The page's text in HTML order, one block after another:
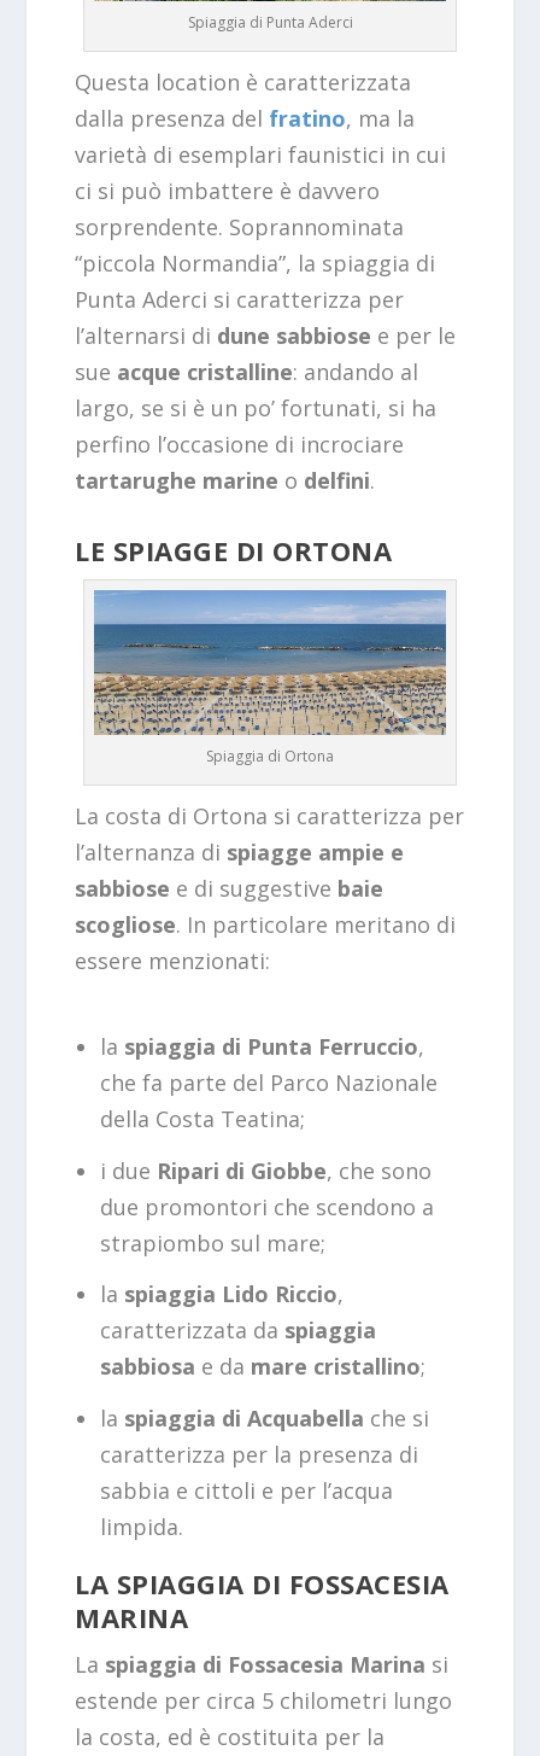
Spiaggia di Punta Aderci
Questa location è caratterizzata
dalla presenza del fratino, ma la
varietà di esemplari faunistici in cui
ci si può imbattere è davvero
sorprendente. Soprannominata
“piccola Normandia”, la spiaggia di
Punta Aderci si caratterizza per
l’alternarsi di dune sabbiose e per le
sue acque cristalline: andando al
largo, se si è un po’ fortunati, si ha
perfino l’occasione di incrociare
tartarughe marine o delfini.
LE SPIAGGE DI ORTONA
Spiaggia di Ortona
La costa di Ortona si caratterizza per
l’alternanza di spiagge ampie e
sabbiose e di suggestive baie
scogliose. In particolare meritano di
essere menzionati:
la spiaggia di Punta Ferruccio,
che fa parte del Parco Nazionale
della Costa Teatina;
i due Ripari di Giobbe, che sono
due promontori che scendono a
strapiombo sul mare;
la spiaggia Lido Riccio,
caratterizzata da spiaggia
sabbiosa e da mare cristallino;
la spiaggia di Acquabella che si
caratterizza per la presenza di
sabbia e cittoli e per l’acqua
limpida.
LA SPIAGGIA DI FOSSACESIA
MARINA
La spiaggia di Fossacesia Marina si
estende per circa 5 chilometri lungo
la costa, ed è costituita per la